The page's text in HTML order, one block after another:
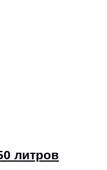
литров